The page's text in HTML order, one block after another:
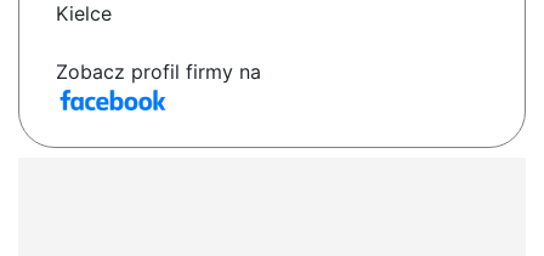
Kielce
Zobacz profil firmy na